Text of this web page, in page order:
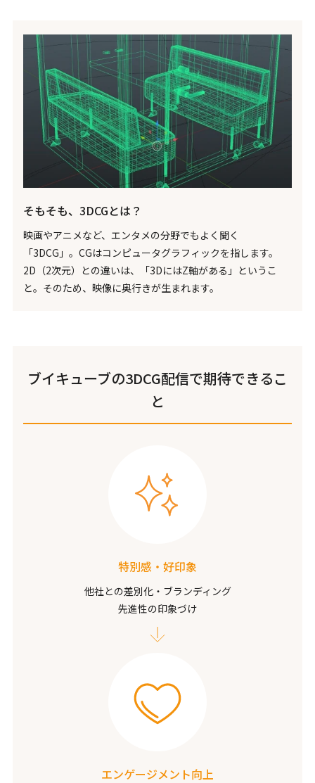
そもそも、3DCGとは？
映画やアニメなど、エンタメの分野でもよく聞く
「3DCG」。CGはコンピュータグラフィックを指します。
2D（2次元）との違いは、「3DにはZ軸がある」というこ
と。そのため、映像に奥行きが生まれます。
ブイキューブの3DCG配信で期待できるこ
と
特別感・好印象
他社との差別化・ブランディング
先進性の印象づけ
エンゲージメント向上